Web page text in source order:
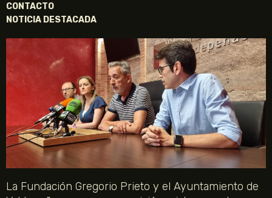
CONTACTO
NOTICIA DESTACADA
La Fundación Gregorio Prieto y el Ayuntamiento de